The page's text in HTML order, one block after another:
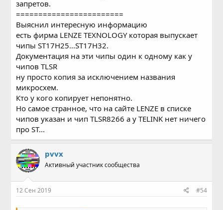
запретов.
========================
Выяснил интересную информацию
есть фирма LENZE TEXNOLOGY которая выпускает
чипы ST17H25...ST17H32.
Документация на эти чипы один к одному как у
чипов TLSR
ну просто копия за исключением названия
микросхем.
Кто у кого копирует непонятно.
Но самое странное, что на сайте LENZE в списке
чипов указан и чип TLSR8266 а у TELINK нет ничего
про ST...
pvvx
Активный участник сообщества
12 Сен 2019 #54